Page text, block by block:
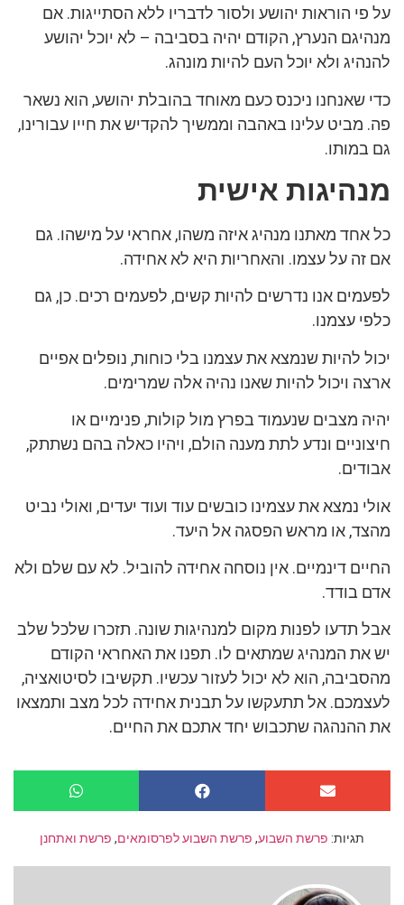
על פי הוראות יהושע ולסור לדבריו ללא הסתייגות. אם
מנהיגם הנערץ, הקודם יהיה בסביבה – לא יוכל יהושע
להנהיג ולא יוכל העם להיות מונהג.
כדי שאנחנו ניכנס כעם מאוחד בהובלת יהושע, הוא נשאר
פה. מביט עלינו באהבה וממשיך להקדיש את חייו עבורינו,
גם במותו.
מנהיגות אישית
כל אחד מאתנו מנהיג איזה משהו, אחראי על מישהו. גם
אם זה על עצמו. והאחריות היא לא אחידה.
לפעמים אנו נדרשים להיות קשים, לפעמים רכים. כן, גם
כלפי עצמנו.
יכול להיות שנמצא את עצמנו בלי כוחות, נופלים אפיים
ארצה ויכול להיות שאנו נהיה אלה שמרימים.
יהיה מצבים שנעמוד בפרץ מול קולות, פנימיים או
חיצוניים ונדע לתת מענה הולם, ויהיו כאלה בהם נשתתק,
אבודים.
אולי נמצא את עצמינו כובשים עוד ועוד יעדים, ואולי נביט
מהצד, או מראש הפסגה אל היעד.
החיים דינמיים. אין נוסחה אחידה להוביל. לא עם שלם ולא
אדם בודד.
אבל תדעו לפנות מקום למנהיגות שונה. תזכרו שלכל שלב
יש את המנהיג שמתאים לו. תפנו את האחראי הקודם
מהסביבה, הוא לא יכול לעזור עכשיו. תקשיבו לסיטואציה,
לעצמכם. אל תתעקשו על תבנית אחידה לכל מצב ותמצאו
את ההנהגה שתכבוש יחד אתכם את החיים.
תגיות: פרשת השבוע, פרשת השבוע לפרסומאים, פרשת ואתחנן